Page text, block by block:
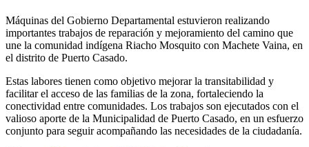
Máquinas del Gobierno Departamental estuvieron realizando
importantes trabajos de reparación y mejoramiento del camino que
une la comunidad indígena Riacho Mosquito con Machete Vaina, en
el distrito de Puerto Casado.
Estas labores tienen como objetivo mejorar la transitabilidad y
facilitar el acceso de las familias de la zona, fortaleciendo la
conectividad entre comunidades. Los trabajos son ejecutados con el
valioso aporte de la Municipalidad de Puerto Casado, en un esfuerzo
conjunto para seguir acompañando las necesidades de la ciudadanía.